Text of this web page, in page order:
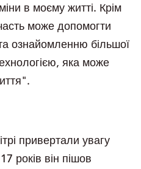
в моєму житті. Крім
може допомогти
ознайомленню більшої
яка може
привертали увагу
років він пішов